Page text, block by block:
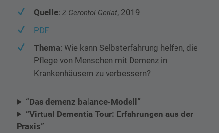
Quelle:Z Gerontol Geriat, 2019
PDF
Thema: Wie kann Selbsterfahrung helfen, die
Pflege von Menschen mit Demenz in
Krankenhäusern zu verbessern?
“Das demenz balance-Modell”
“Virtual Dementia Tour: Erfahrungen aus der
Praxis”